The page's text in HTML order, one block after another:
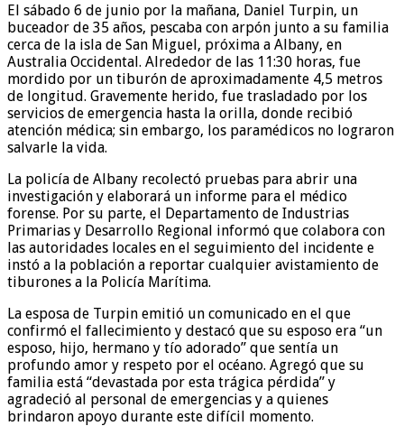
El sábado 6 de junio por la mañana, Daniel Turpin, un
buceador de 35 años, pescaba con arpón junto a su familia
cerca de la isla de San Miguel, próxima a Albany, en
Australia Occidental. Alrededor de las 11:30 horas, fue
mordido por un tiburón de aproximadamente 4,5 metros
de longitud. Gravemente herido, fue trasladado por los
servicios de emergencia hasta la orilla, donde recibió
atención médica; sin embargo, los paramédicos no lograron
salvarle la vida.
La policía de Albany recolectó pruebas para abrir una
investigación y elaborará un informe para el médico
forense. Por su parte, el Departamento de Industrias
Primarias y Desarrollo Regional informó que colabora con
las autoridades locales en el seguimiento del incidente e
instó a la población a reportar cualquier avistamiento de
tiburones a la Policía Marítima.
La esposa de Turpin emitió un comunicado en el que
confirmó el fallecimiento y destacó que su esposo era “un
esposo, hijo, hermano y tío adorado” que sentía un
profundo amor y respeto por el océano. Agregó que su
familia está “devastada por esta trágica pérdida” y
agradeció al personal de emergencias y a quienes
brindaron apoyo durante este difícil momento.